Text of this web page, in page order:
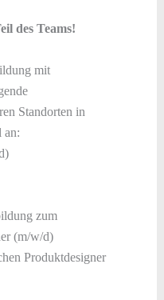
des Teams!
mit
Standorten in
an:
zum
(m/w/d)
Produktdesigner